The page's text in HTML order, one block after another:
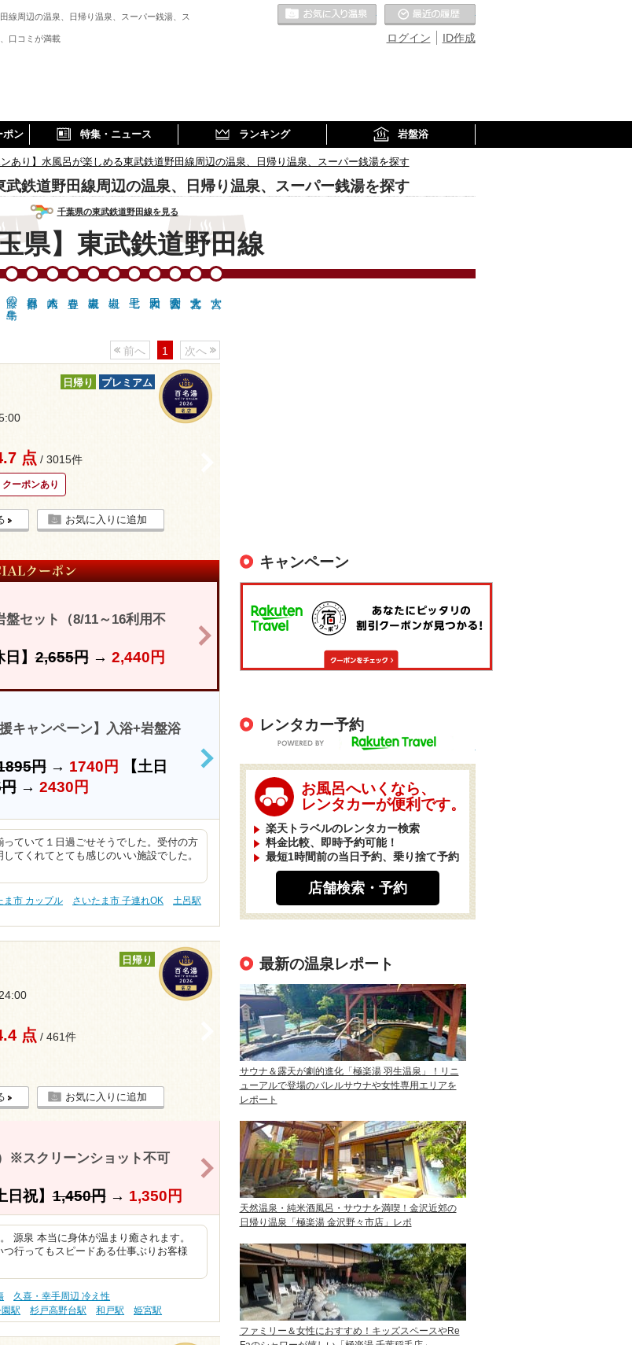
線周辺の温泉、日帰り温泉、スーパー銭湯、ス
口コミが満載
ID作成
ログイン
お気に入りの温泉
ポン 特集・ニュース ランキング 岩盤浴
ンあり】水風呂が楽しめる東武鉄道野田線周辺の温泉、日帰り温泉、スーパー銭湯を探す
武鉄道野田線周辺の温泉、日帰り温泉、スーパー銭湯を探す
千葉県の東武鉄道野田線を見る
玉県】東武鉄道野田線
藤の牛島
前へ 1 次へ
日帰り プレミアム
点 / 3015件
クーポンあり
お気に入りに追加
盤セット（8/11～16利用不
】2,655円→ 2,440円
キャンペーン】入浴+岩盤浴
円→ 1740円
【土日
→ 2430円
>
ていて１日過ごせそうでした。受付の方
てくれてとても感じのいい施設でした。
ま市 カップル さいたま市 子連れOK
土呂駅
日帰り
点 / 461件
お気に入りに追加
※スクリーンショット不可
日祝】1,450円→ 1,350円
源泉 本当に身体が温まり癒されます。
行ってもスピードある仕事ぶりお客様
久喜・幸手周辺 冷え性
駅 杉戸高野台駅 和戸駅 姫宮駅
キャンペーン
レンタカー予約
お風呂へいくなら、
レンタカーが便利です。
楽天トラベルのレンタカー検索
料金比較、即時予約可能！
最短1時間前の当日予約、乗り捨て予約
店舗検索・予約
最新の温泉レポート
サウナ＆露天が劇的進化「極楽湯 羽生温泉」！リニ
ューアルで登場のバレルサウナや女性専用エリアを
レポート
天然温泉・純米酒風呂・サウナを満喫！金沢近郊の
日帰り温泉「極楽湯 金沢野々市店」レポ
ファミリー＆女性におすすめ！キッズスペースやRe